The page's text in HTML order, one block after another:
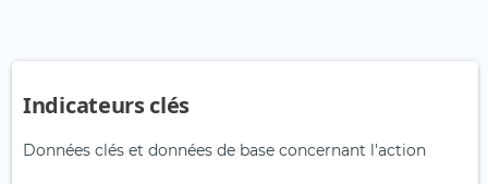
Indicateurs clés
Données clés et données de base concernant l'action